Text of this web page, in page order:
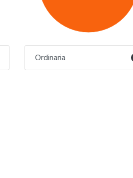
Ordinaria